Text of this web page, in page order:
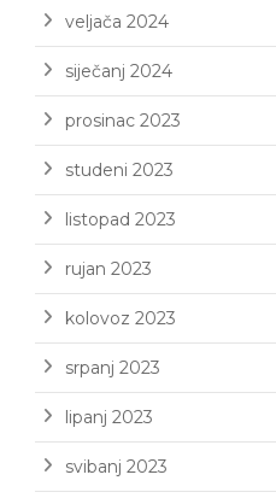
veljača 2024
siječanj 2024
prosinac 2023
studeni 2023
listopad 2023
rujan 2023
kolovoz 2023
srpanj 2023
lipanj 2023
svibanj 2023